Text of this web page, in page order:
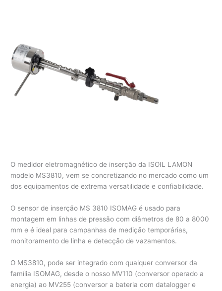
O medidor eletromagnético de inserção da ISOIL LAMON
modelo MS3810, vem se concretizando no mercado como um
dos equipamentos de extrema versatilidade e confiabilidade.
O sensor de inserção MS 3810 ISOMAG é usado para
montagem em linhas de pressão com diâmetros de 80 a 8000
mm e é ideal para campanhas de medição temporárias,
monitoramento de linha e detecção de vazamentos.
O MS3810, pode ser integrado com qualquer conversor da
família ISOMAG, desde o nosso MV110 (conversor operado a
energia) ao MV255 (conversor a bateria com datalogger e